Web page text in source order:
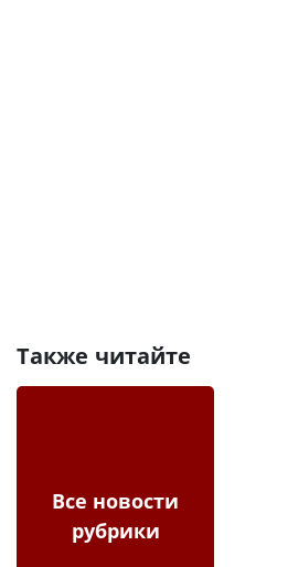
Также читайте
Все новости
рубрики